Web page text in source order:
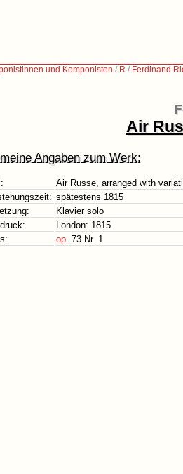
und Komponisten / R / Ferdinand
Air
Angaben zum Werk:
Air Russe, arranged with
spätestens 1815
Klavier solo
London: 1815
op. 73 Nr. 1